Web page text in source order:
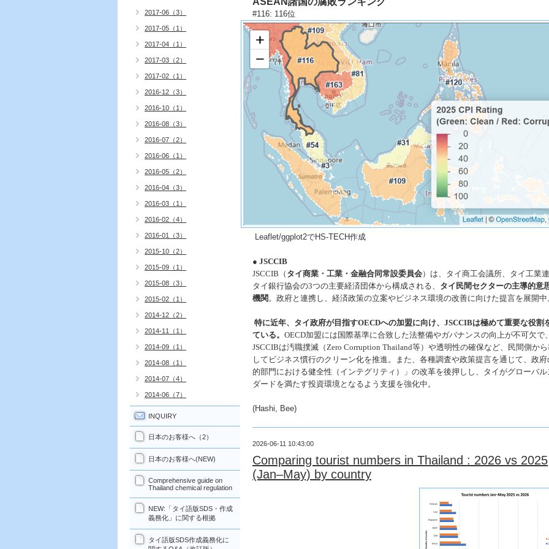
#116: 116位
Leaflet/ggplot2でHS-TECH作成
● JSCCIB
JSCCIB （ タイ商業・工業・金融合同常設委員会）は、タイ商工会議所、タイ工業
タイ銀行協会の3つの主要経済団体から構成される、 タイ民間セクターの主導的意
機関。政府と連携し、経済政策の立案やビジネス環境の改善に向けた提言を展開中
特に近年、タイ政府が目指すOECDへの加盟に向け、 JSCCIBは極めて重要な役割
ている。 OECD加盟には国際基準に合致した法整備やガバナンスの向上が不可欠で
JSCCIBは汚職撲滅（Zero Corruption Thailand等）や透明性の確保など、民間側か
してビジネス慣行のクリーン化を推進。また、各種調査や政策提言を通じて、政
的部門における健全性（インテグリティ）」の改革を後押しし、タイがグローバ
ダードを満たす投資環境となるよう支援を強化中。
(Hashi, Bee)
2026-06-11 10:43:00
Comparing tourist numbers in Thailand : 2026 vs 2025
(Jan–May) by country
2017-06（3）
2017-05（1）
2017-04（1）
2017-03（2）
2017-02（1）
2016-12（3）
2016-10（1）
2016-08（3）
2016-07（2）
2016-06（1）
2016-05（2）
2016-04（3）
2016-03（1）
2016-02（4）
2016-01（3）
2015-10（2）
2015-09（1）
2015-08（3）
2015-02（1）
2014-12（2）
2014-11（1）
2014-09（1）
2014-08（1）
2014-07（4）
2014-06（7）
INQUIRY
日本のお客様へ（2）
日本のお客様へ(NEW)
Comprehensive guide on
Thailand chemical regulation
NEW:「タイ語版SDS・作成
義務化」に関する根拠
タイ語版SDS作成義務化に